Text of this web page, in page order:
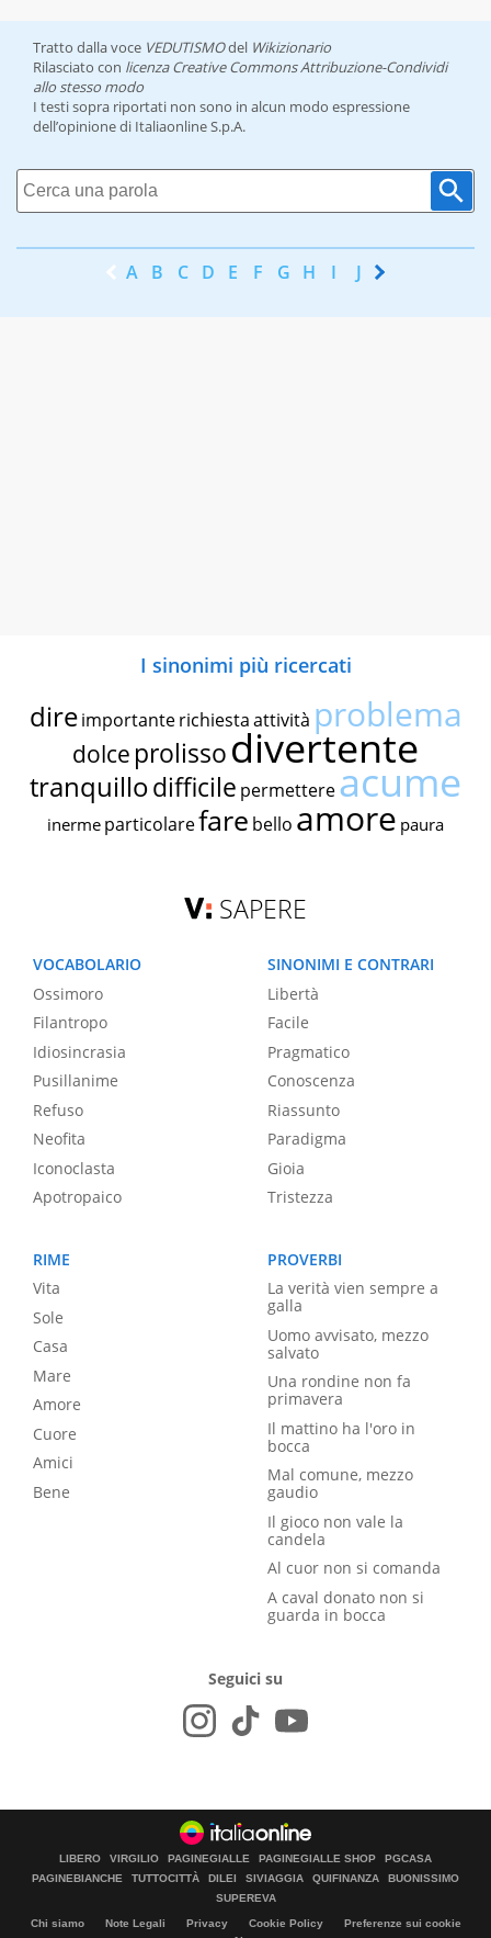
Tratto dalla voce VEDUTISMOdel Wikizionario
Rilasciato con licenza Creative Commons Attribuzione-Condividi
allo stesso modo
I testi sopra riportati non sono in alcun modo espressione
dell’opinione di Italiaonline S.p.A.
A B C D E F G H I J K
I sinonimi più ricercati
dire importante richiestaattività problema
dolce prolissodivertente
tranquillodifficile permettereacume
inerme particolarefare bello amore paura
SAPERE
VOCABOLARIO
Ossimoro
Filantropo
Idiosincrasia
Pusillanime
Refuso
Neofita
Iconoclasta
Apotropaico
SINONIMI E CONTRARI
Libertà
Facile
Pragmatico
Conoscenza
Riassunto
Paradigma
Gioia
Tristezza
RIME
Vita
Sole
Casa
Mare
Amore
Cuore
Amici
Bene
PROVERBI
La verità vien sempre a
galla
Uomo avvisato, mezzo
salvato
Una rondine non fa
primavera
Il mattino ha l'oro in
bocca
Mal comune, mezzo
gaudio
Il gioco non vale la
candela
Al cuor non si comanda
A caval donato non si
guarda in bocca
Seguici su
LIBERO VIRGILIO PAGINEGIALLE PAGINEGIALLE SHOP
PGCASA
PAGINEBIANCHE
TUTTOCITTÀ DILEI SIVIAGGIA QUIFINANZA
BUONISSIMO
SUPEREVA
Chi siamo Note Legali Privacy Cookie Policy
Preferenze sui cookie